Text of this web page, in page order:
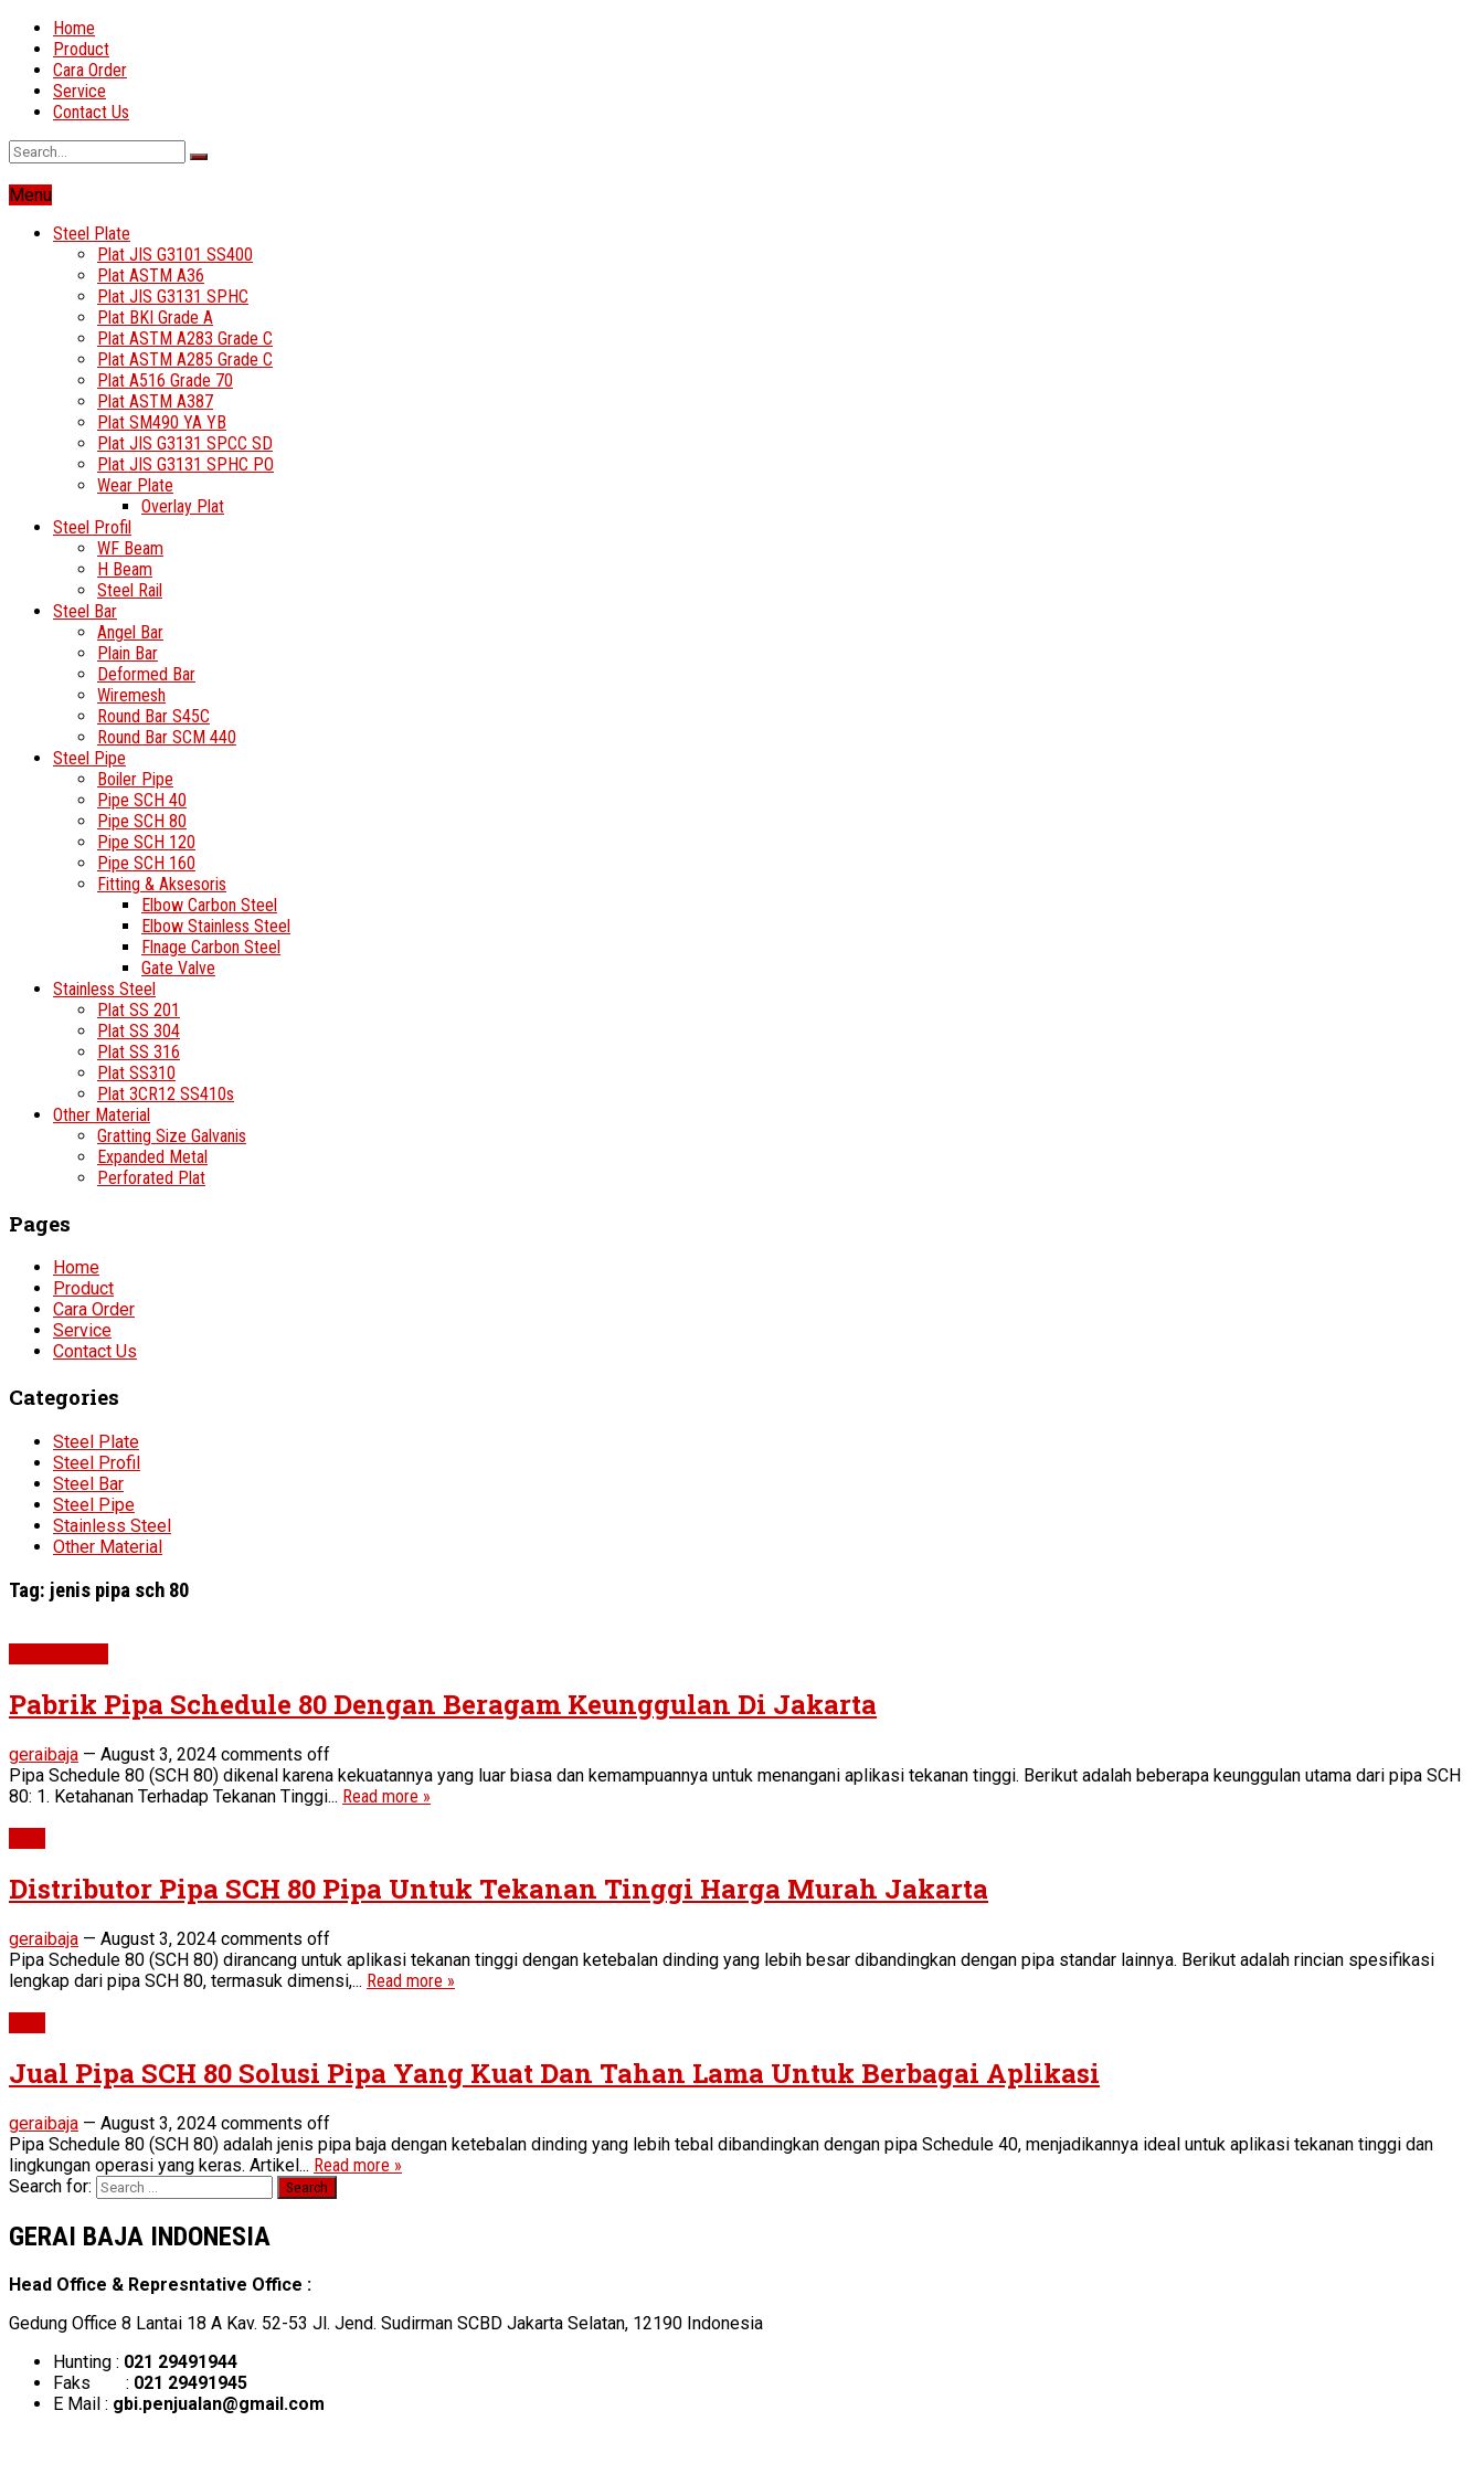
Home
Product
Cara Order
Service
Contact Us
Menu
Steel Plate
Plat JIS G3101 SS400
Plat ASTM A36
Plat JIS G3131 SPHC
Plat BKI Grade A
Plat ASTM A283 Grade C
Plat ASTM A285 Grade C
Plat A516 Grade 70
Plat ASTM A387
Plat SM490 YA YB
Plat JIS G3131 SPCC SD
Plat JIS G3131 SPHC PO
Wear Plate
Overlay Plat
Steel Profil
WF Beam
H Beam
Steel Rail
Steel Bar
Angel Bar
Plain Bar
Deformed Bar
Wiremesh
Round Bar S45C
Round Bar SCM 440
Steel Pipe
Boiler Pipe
Pipe SCH 40
Pipe SCH 80
Pipe SCH 120
Pipe SCH 160
Fitting & Aksesoris
Elbow Carbon Steel
Elbow Stainless Steel
Flnage Carbon Steel
Gate Valve
Stainless Steel
Plat SS 201
Plat SS 304
Plat SS 316
Plat SS310
Plat 3CR12 SS410s
Other Material
Gratting Size Galvanis
Expanded Metal
Perforated Plat
Pages
Home
Product
Cara Order
Service
Contact Us
Categories
Steel Plate
Steel Profil
Steel Bar
Steel Pipe
Stainless Steel
Other Material
Tag: jenis pipa sch 80
Pabrik Pipa Schedule 80 Dengan Beragam Keunggulan Di Jakarta
geraibaja — August 3, 2024 comments off
Pipa Schedule 80 (SCH 80) dikenal karena kekuatannya yang luar biasa dan kemampuannya untuk menangani aplikasi tekanan tinggi. Berikut adalah beberapa keunggulan utama dari pipa SCH
80: 1. Ketahanan Terhadap Tekanan Tinggi... Read more »
Distributor Pipa SCH 80 Pipa Untuk Tekanan Tinggi Harga Murah Jakarta
geraibaja — August 3, 2024 comments off
Pipa Schedule 80 (SCH 80) dirancang untuk aplikasi tekanan tinggi dengan ketebalan dinding yang lebih besar dibandingkan dengan pipa standar lainnya. Berikut adalah rincian spesifikasi
lengkap dari pipa SCH 80, termasuk dimensi,... Read more »
Jual Pipa SCH 80 Solusi Pipa Yang Kuat Dan Tahan Lama Untuk Berbagai Aplikasi
geraibaja — August 3, 2024 comments off
Pipa Schedule 80 (SCH 80) adalah jenis pipa baja dengan ketebalan dinding yang lebih tebal dibandingkan dengan pipa Schedule 40, menjadikannya ideal untuk aplikasi tekanan tinggi dan
lingkungan operasi yang keras. Artikel... Read more »
Search for:
GERAI BAJA INDONESIA
Head Office & Represntative Office :
Gedung Office 8 Lantai 18 A Kav. 52-53 Jl. Jend. Sudirman SCBD Jakarta Selatan, 12190 Indonesia
Hunting : 021 29491944
Faks : 021 29491945
E Mail : gbi.penjualan@gmail.com